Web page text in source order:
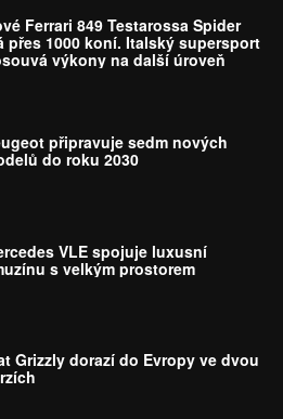
Ferrari 849 Testarossa Spider
přes 1000 koní. Italský supersport
výkony na další úroveň
připravuje sedm nových
do roku 2030
VLE spojuje luxusní
s velkým prostorem
Grizzly dorazí do Evropy ve dvou